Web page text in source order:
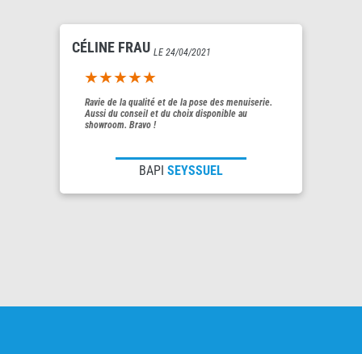
CÉLINE FRAU LE 24/04/2021
5out of 5
Ravie de la qualité et de la pose des menuiserie.
Aussi du conseil et du choix disponible au
showroom. Bravo !
BAPI SEYSSUEL